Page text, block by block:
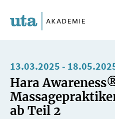
zum
13.03.2025 -
Hara
ab Teil 2